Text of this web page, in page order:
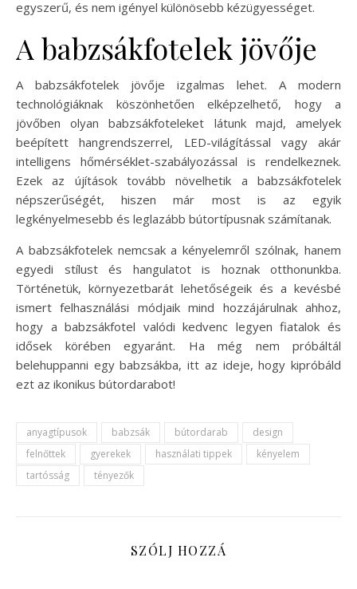
egyszerű, és nem igényel különösebb kézügyességet.
A babzsákfotelek jövője
A babzsákfotelek jövője izgalmas lehet. A modern
technológiáknak köszönhetően elképzelhető, hogy a
jövőben olyan babzsákfoteleket látunk majd, amelyek
beépített hangrendszerrel, LED-világítással vagy akár
intelligens hőmérséklet-szabályozással is rendelkeznek.
Ezek az újítások tovább növelhetik a babzsákfotelek
népszerűségét, hiszen már most is az egyik
legkényelmesebb és leglazább bútortípusnak számítanak.
A babzsákfotelek nemcsak a kényelemről szólnak, hanem
egyedi stílust és hangulatot is hoznak otthonunkba.
Történetük, környezetbarát lehetőségeik és a kevésbé
ismert felhasználási módjaik mind hozzájárulnak ahhoz,
hogy a babzsákfotel valódi kedvenc legyen fiatalok és
idősek körében egyaránt. Ha még nem próbáltál
belehuppanni egy babzsákba, itt az ideje, hogy kipróbáld
ezt az ikonikus bútordarabot!
anyagtípusok babzsák bútordarab
design
felnőttek
gyerekek használati tippek
kényelem
tartósság
tényezők
SZÓLJ HOZZÁ